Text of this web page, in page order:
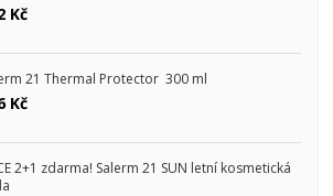
Kč
21 Thermal Protector 300 ml
Kč
2+1 zdarma! Salerm 21 SUN letní kosmetická